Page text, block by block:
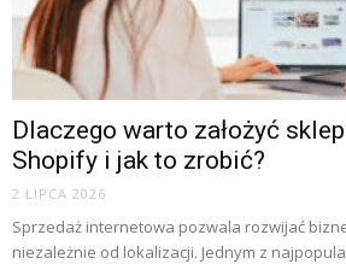
Dlaczego warto założyć
Shopify i jak to zrobić?
2 LIPCA 2026
Sprzedaż internetowa pozwala rozwijać
niezależnie od lokalizacji. Jednym z